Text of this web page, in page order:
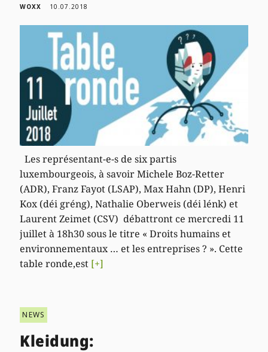
WOXX 10.07.2018
Les représentant-e-s de six partis
luxembourgeois, à savoir Michele Boz-Retter
(ADR), Franz Fayot (LSAP), Max Hahn (DP), Henri
Kox (déi gréng), Nathalie Oberweis (déi lénk) et
Laurent Zeimet (CSV) débattront ce mercredi 11
juillet à 18h30 sous le titre « Droits humains et
environnementaux … et les entreprises ? ». Cette
table ronde,est [+]
NEWS
Kleidung: